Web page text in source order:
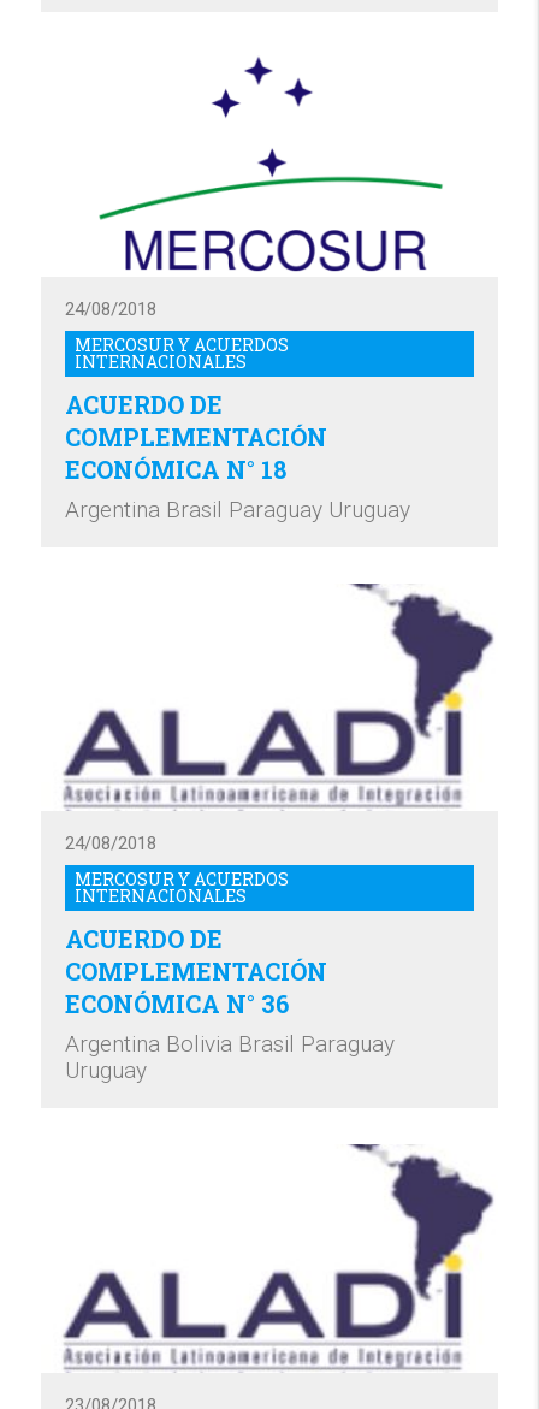
MERCOSUR Y ACUERDOS
INTERNACIONALES
24/08/2018
ACUERDO DE
COMPLEMENTACIÓN
ECONÓMICA N° 18
Argentina Brasil Paraguay Uruguay
MERCOSUR Y ACUERDOS
INTERNACIONALES
24/08/2018
ACUERDO DE
COMPLEMENTACIÓN
ECONÓMICA N° 36
Argentina Bolivia Brasil Paraguay
Uruguay